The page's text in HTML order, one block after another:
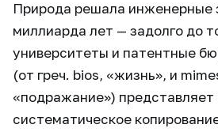
Природа решала инженерные
миллиарда лет — задолго до
университеты и патентные
(от греч. bios, «жизнь», и
«подражание») представляет
систематическое